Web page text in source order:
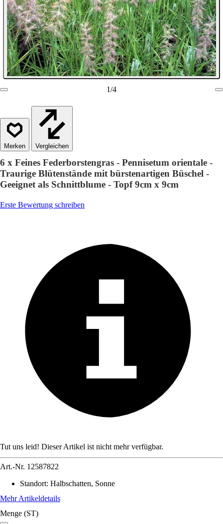
1/4
Vergleichen
6 x Feines Federborstengras - Pennisetum orientale -
Traurige Blütenstände mit bürstenartigen Büschel -
Geeignet als Schnittblume - Topf 9cm x 9cm
Erste Bewertung schreiben
Tut uns leid! Dieser Artikel ist nicht mehr verfügbar.
Art.-Nr. 12587822
Standort: Halbschatten, Sonne
Mehr Artikeldetails
Menge (ST)